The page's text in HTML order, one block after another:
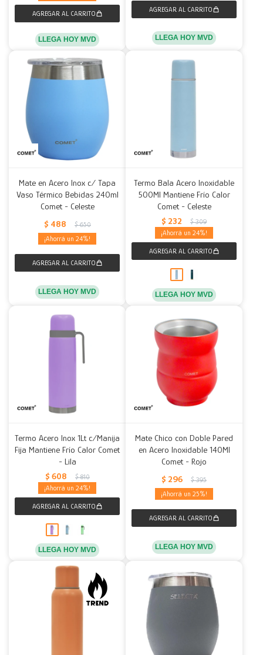
LLEGA HOY MVD LLEGA HOY MVD
Mate en Acero Inox c/ Tapa
Vaso Térmico Bebidas 240ml
Comet - Celeste
$ 488 $ 650
24
LLEGA HOY MVD
Termo Bala Acero Inoxidable
500Ml Mantiene Frío Calor
Comet - Celeste
$ 232 $ 309
24
LLEGA HOY MVD
Termo Acero Inox 1Lt c/Manija
Fija Mantiene Frío Calor Comet
- Lila
$ 608 $ 810
24
LLEGA HOY MVD
Mate Chico con Doble Pared
en Acero Inoxidable 140Ml
Comet - Rojo
$ 296 $ 395
25
LLEGA HOY MVD